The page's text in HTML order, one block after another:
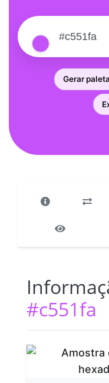
Gerar paleta
#c551fa